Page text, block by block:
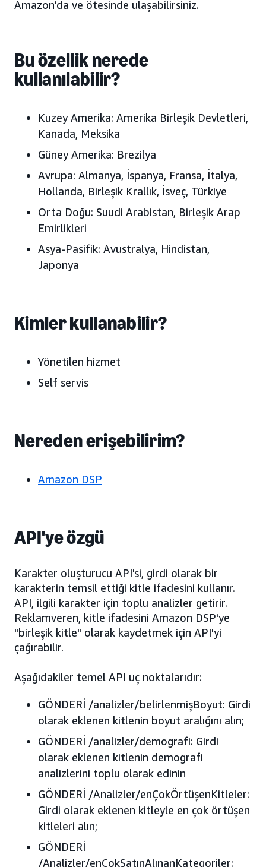
Amazon'da ve ötesinde ulaşabilirsiniz.
Bu özellik nerede
kullanılabilir?
Kuzey Amerika: Amerika Birleşik Devletleri,
Kanada, Meksika
Güney Amerika: Brezilya
Avrupa: Almanya, İspanya, Fransa, İtalya,
Hollanda, Birleşik Krallık, İsveç, Türkiye
Orta Doğu: Suudi Arabistan, Birleşik Arap
Emirlikleri
Asya-Pasifik: Avustralya, Hindistan,
Japonya
Kimler kullanabilir?
Yönetilen hizmet
Self servis
Nereden erişebilirim?
Amazon DSP
API'ye özgü
Karakter oluşturucu API'si, girdi olarak bir
karakterin temsil ettiği kitle ifadesini kullanır.
API, ilgili karakter için toplu analizler getirir.
Reklamveren, kitle ifadesini Amazon DSP'ye
"birleşik kitle" olarak kaydetmek için API'yi
çağırabilir.
Aşağıdakiler temel API uç noktalarıdır:
GÖNDERİ /analizler/belirlenmişBoyut: Girdi
olarak eklenen kitlenin boyut aralığını alın;
GÖNDERİ /analizler/demografi: Girdi
olarak eklenen kitlenin demografi
analizlerini toplu olarak edinin
GÖNDERİ /Analizler/enÇokÖrtüşenKitleler:
Girdi olarak eklenen kitleyle en çok örtüşen
kitleleri alın;
GÖNDERİ
/Analizler/enÇokSatınAlınanKategoriler: